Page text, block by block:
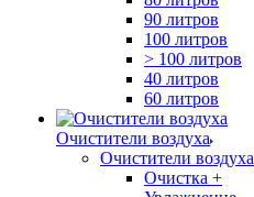
90 литров
100 литров
> 100 литров
40 литров
60 литров
Очистители воздуха
Очистители воздуха
Очистка +